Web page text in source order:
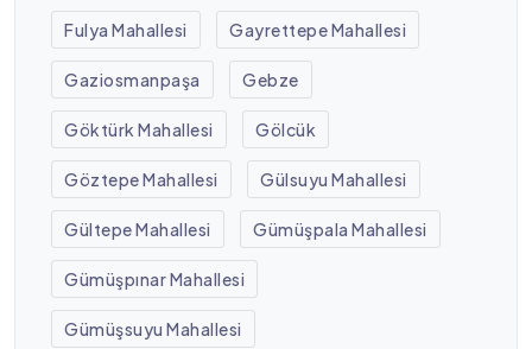
Fulya Mahallesi Gayrettepe Mahallesi
Gaziosmanpaşa Gebze
Göktürk Mahallesi Gölcük
Göztepe Mahallesi Gülsuyu Mahallesi
Gültepe Mahallesi Gümüşpala Mahallesi
Gümüşpınar Mahallesi
Gümüşsuyu Mahallesi